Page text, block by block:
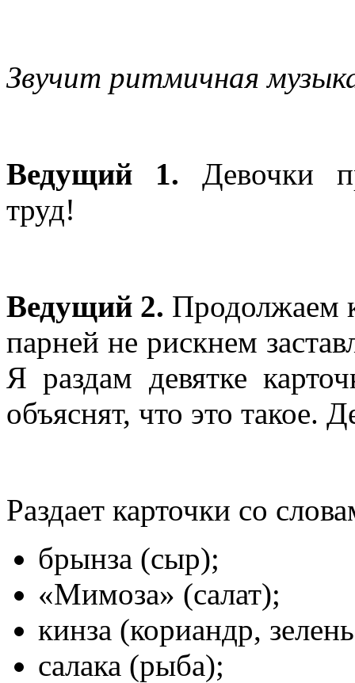
Звучит ритмичная
Ведущий 1. Девочки
труд!
Ведущий 2. Продолжаем
парней не рискнем
Я раздам девятке
объяснят, что это такое.
Раздает карточки со
брынза (сыр);
«Мимоза» (салат);
кинза (кориандр,
салака (рыба);